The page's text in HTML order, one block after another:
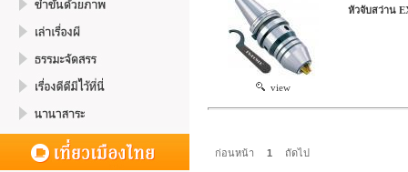
view
หัวจับสว่าน
ก่อนหน้า 1 ถัดไป